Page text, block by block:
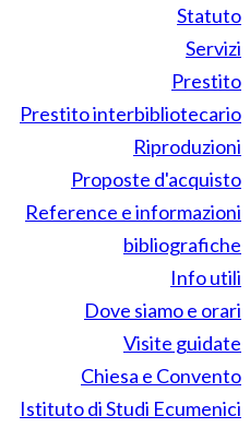
Statuto
Servizi
Prestito
Prestito interbibliotecario
Riproduzioni
Proposte d'acquisto
Reference e informazioni
bibliografiche
Info utili
Dove siamo e orari
Visite guidate
Chiesa e Convento
Istituto di Studi Ecumenici